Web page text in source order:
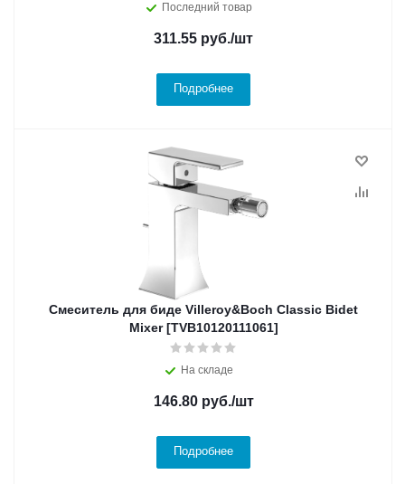
Последний товар
311.55 руб./шт
Подробнее
Смеситель для биде Villeroy&Boch Classic Bidet
Mixer [TVB10120111061]
На складе
146.80руб./шт
Подробнее